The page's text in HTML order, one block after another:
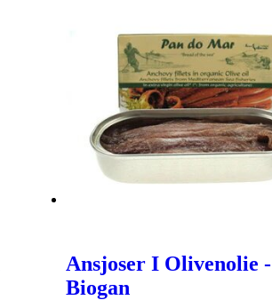
Ansjoser I Olivenolie -
Biogan